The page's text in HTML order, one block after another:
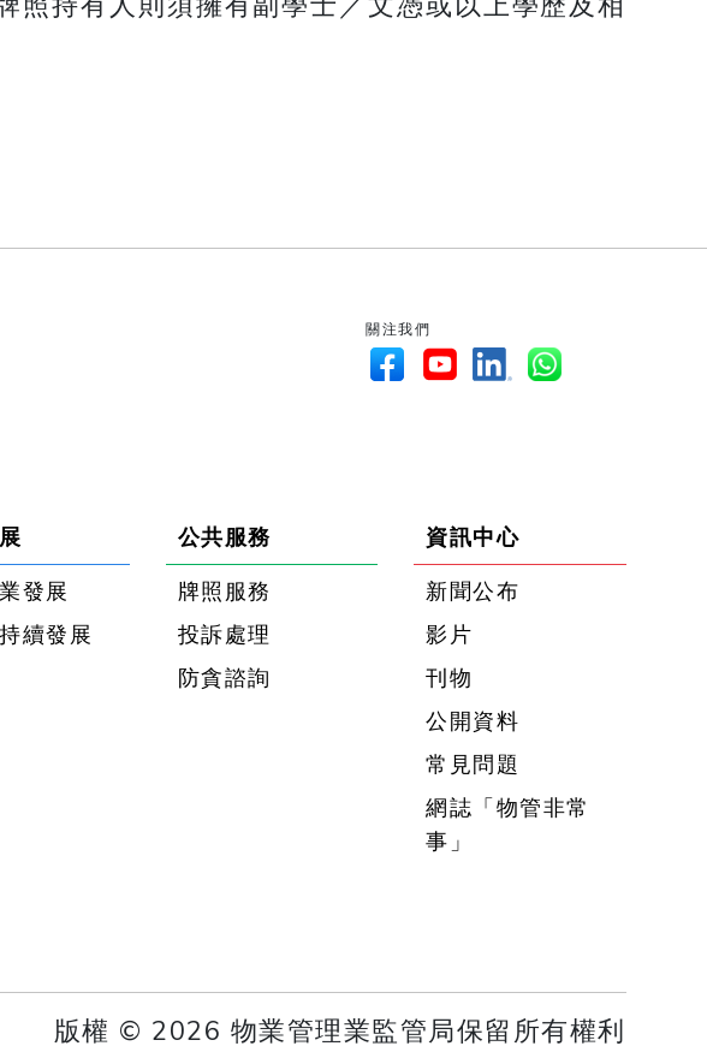
關注我們
發展
續發展
公共服務
牌照服務
投訴處理
防貪諮詢
資訊中心
新聞公布
影片
刊物
公開資料
常見問題
網誌「物管非常
事」
版權 © 2026 物業管理業監管局保留所有權利